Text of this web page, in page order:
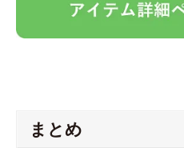
まとめ